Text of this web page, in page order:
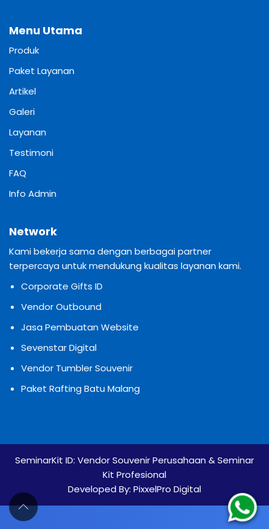
Menu Utama
Produk
Paket Layanan
Artikel
Galeri
Layanan
Testimoni
FAQ
Info Admin
Network
Kami bekerja sama dengan berbagai partner
terpercaya untuk mendukung kualitas layanan kami.
Corporate Gifts ID
Vendor Outbound
Jasa Pembuatan Website
Sevenstar Digital
Vendor Tumbler Souvenir
Paket Rafting Batu Malang
SeminarKit ID: Vendor Souvenir Perusahaan & Seminar
Kit Profesional
Developed By: PixxelPro Digital